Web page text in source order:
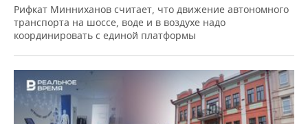
Рифкат Минниханов считает, что движение автономного
транспорта на шоссе, воде и в воздухе надо
координировать с единой платформы